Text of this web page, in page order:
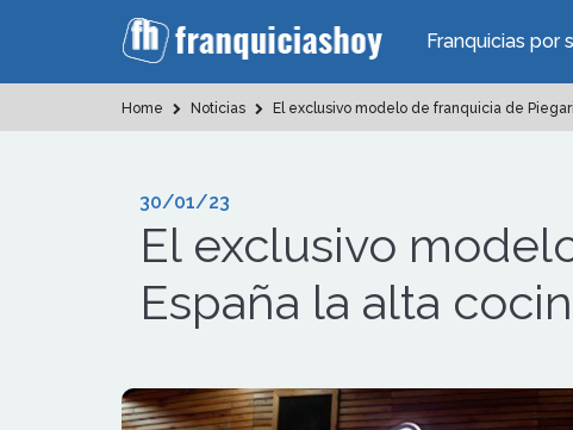
Franquicias por
Home Noticias El exclusivo modelo de franquicia de
30/01/23
El exclusivo
España la alta